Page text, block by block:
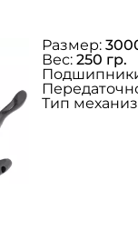
Размер:
Вес: 250 гр.
Тип